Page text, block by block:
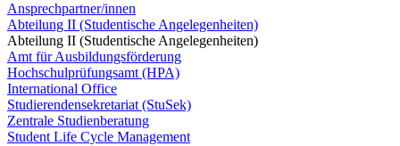
Ansprechpartner/innen
Abteilung II (Studentische Angelegenheiten)
Abteilung II (Studentische Angelegenheiten)
Amt für Ausbildungsförderung
Hochschulprüfungsamt (HPA)
International Office
Studierendensekretariat (StuSek)
Zentrale Studienberatung
Student Life Cycle Management